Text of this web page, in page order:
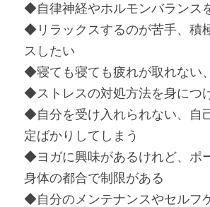
◆自律神経やホルモンバランス
◆リラックスするのが苦手、積
スしたい
◆寝ても寝ても疲れが取れない
◆ストレスの対処方法を身につ
◆自分を受け入れられない、自
定ばかりしてしまう
◆ヨガに興味があるけれど、ポ
身体の都合で制限がある
◆自分のメンテナンスやセルフ